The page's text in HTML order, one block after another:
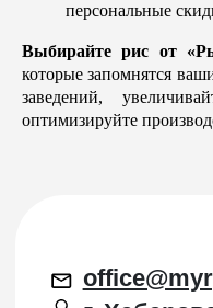
персональные
Выбирайте рис от
которые запомнятся
заведений,
оптимизируйте
Юридические данные
Бухгалтерия контакты
Договор публичной